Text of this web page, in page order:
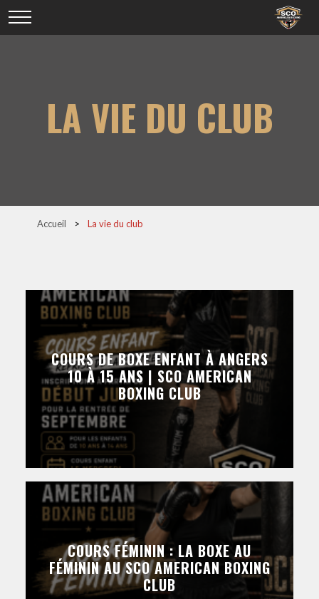
LA VIE DU CLUB
Accueil > La vie du club
COURS DE BOXE ENFANT À ANGERS
10 À 15 ANS | SCO AMERICAN
BOXING CLUB
COURS FÉMININ : LA BOXE AU
FÉMININ AU SCO AMERICAN BOXING
CLUB